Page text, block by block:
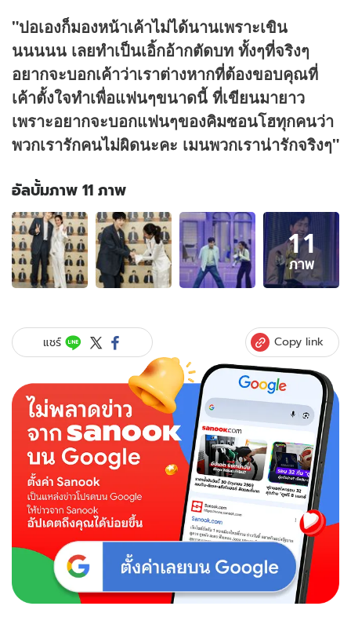
"ปอเองก็มองหน้าเค้าไม่ได้นานเพราะเขิน
นนนนน เลยทำเป็นเอิ้กอ้ากตัดบท ทั้งๆที่จริงๆ
อยากจะบอกเค้าว่าเราต่างหากที่ต้องขอบคุณที่
เค้าตั้งใจทำเพื่อแฟนๆขนาดนี้ ที่เขียนมายาว
เพราะอยากจะบอกแฟนๆของคิมซอนโฮทุกคนว่า
พวกเรารักคนไม่ผิดนะคะ เมนพวกเราน่ารักจริงๆ"
อัลบั้มภาพ 11 ภาพ
อัลบั้ม
ภาพ
11
ภาพ
ของ
เล่า
เบื้อง
บอก
ความ
ของ
"คิม
ซอน
โฮ"
อ่าน
ยิ้ม
11
ภาพ
แชร์ Copy link